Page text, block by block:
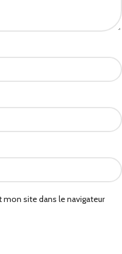
site dans le navigateur